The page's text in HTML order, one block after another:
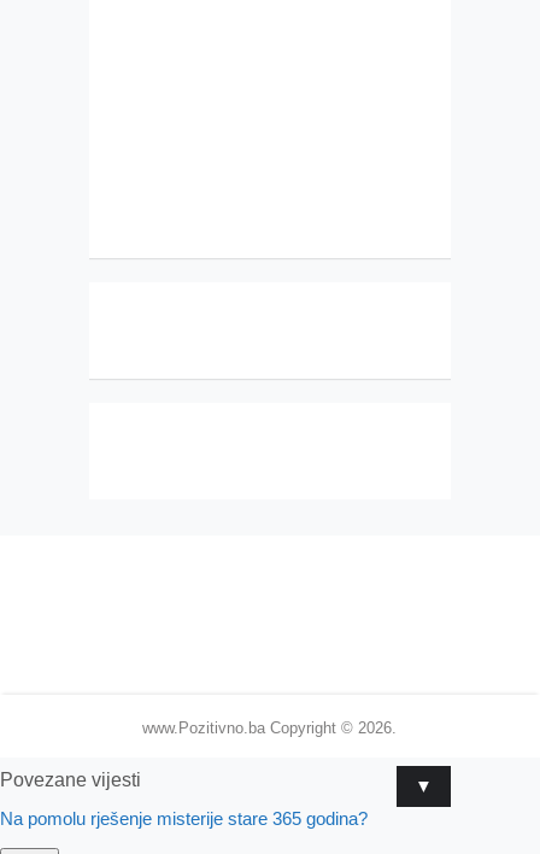
www.Pozitivno.ba Copyright © 2026.
▼
Povezane vijesti
Na pomolu rješenje misterije stare 365 godina?